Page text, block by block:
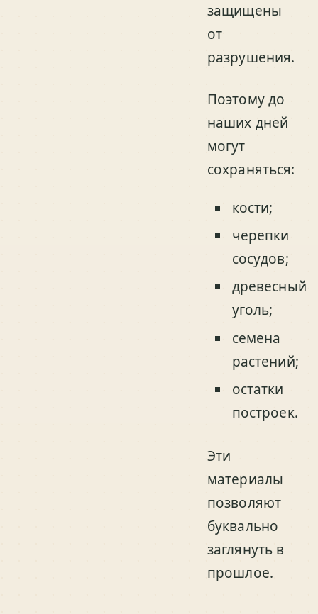
защищены
от
разрушения.
Поэтому до
наших дней
могут
сохраняться:
кости;
черепки
сосудов;
древесный
уголь;
семена
растений;
остатки
построек.
Эти
материалы
позволяют
буквально
заглянуть в
прошлое.